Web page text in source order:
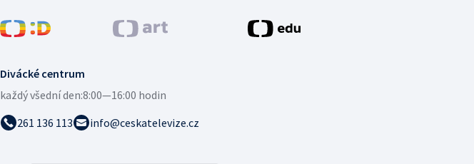
Divácké centrum
každý všední den:8:00—16:00 hodin
261 136 113
info@ceskatelevize.cz